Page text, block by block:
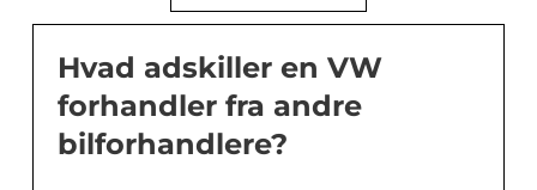
Hvad adskiller en VW
forhandler fra andre
bilforhandlere?